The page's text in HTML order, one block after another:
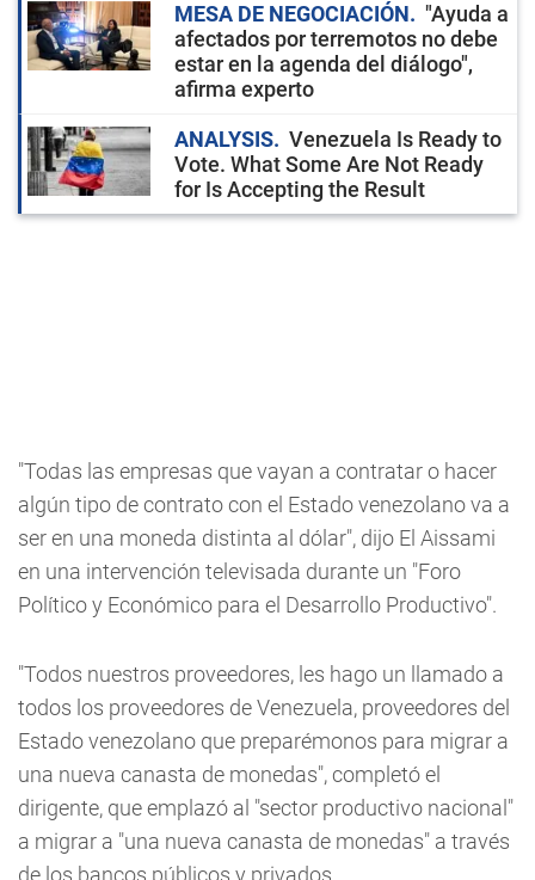
MESA DE NEGOCIACIÓN
"Ayuda a
afectados por terremotos no debe
estar en la agenda del diálogo",
afirma experto
ANALYSIS
Venezuela Is Ready to
Vote. What Some Are Not Ready
for Is Accepting the Result
"Todas las empresas que vayan a contratar o hacer
algún tipo de contrato con el Estado venezolano va a
ser en una moneda distinta al dólar", dijo El Aissami
en una intervención televisada durante un "Foro
Político y Económico para el Desarrollo Productivo".
"Todos nuestros proveedores, les hago un llamado a
todos los proveedores de Venezuela, proveedores del
Estado venezolano que preparémonos para migrar a
una nueva canasta de monedas", completó el
dirigente, que emplazó al "sector productivo nacional"
a migrar a "una nueva canasta de monedas" a través
de los bancos públicos y privados.